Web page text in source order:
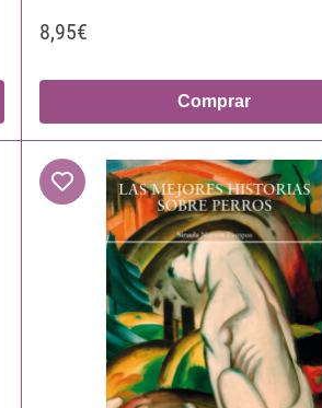
8,95€
Comprar